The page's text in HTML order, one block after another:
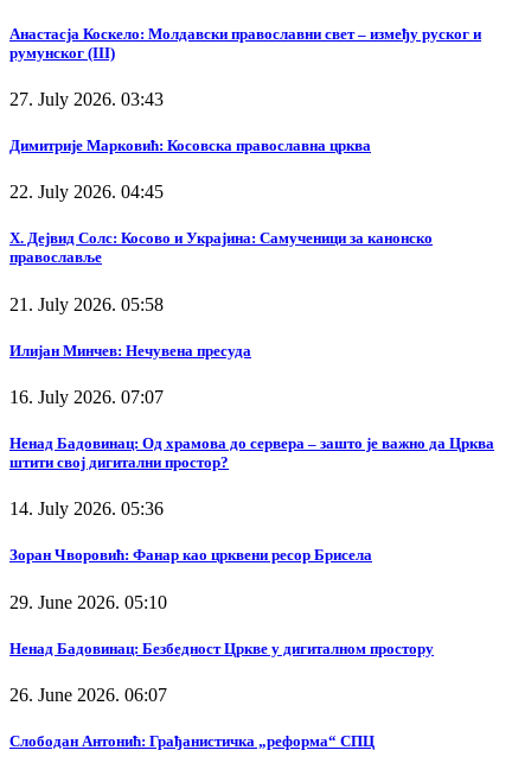
Анастасја Коскело: Молдавски православни свет – између руског и
румунског (III)
27. July 2026. 03:43
Димитрије Марковић: Косовска православна црква
22. July 2026. 04:45
Х. Дејвид Солс: Косово и Украјина: Самученици за канонско
православље
21. July 2026. 05:58
Илијан Минчев: Нечувена пресуда
16. July 2026. 07:07
Ненад Бадовинац: Од храмова до сервера – зашто је важно да Црква
штити свој дигитални простор?
14. July 2026. 05:36
Зоран Чворовић: Фанар као црквени ресор Брисела
29. June 2026. 05:10
Ненад Бадовинац: Безбедност Цркве у дигиталном простору
26. June 2026. 06:07
Слободан Антонић: Грађанистичка „реформа“ СПЦ